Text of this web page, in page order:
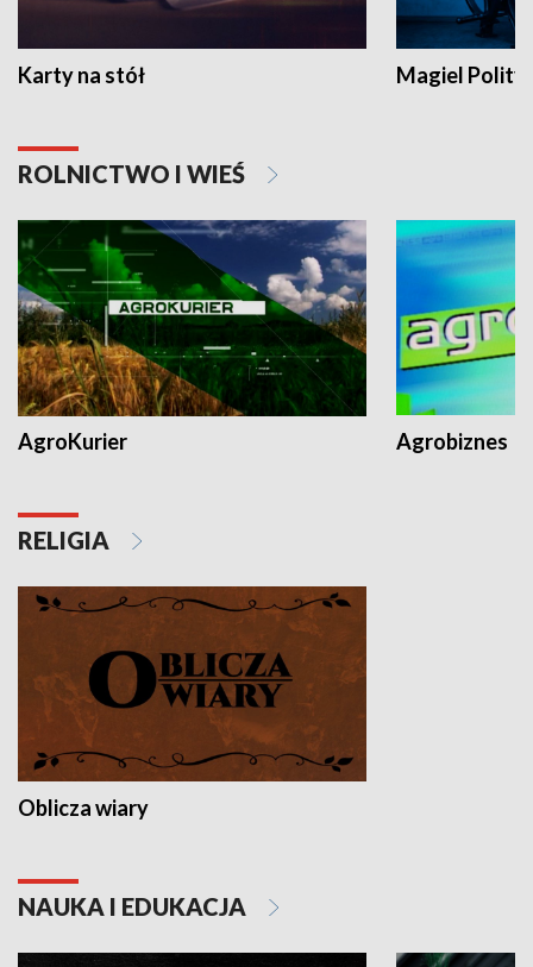
Karty na stół Magiel
ROLNICTWO I WIEŚ
AgroKurier Agrobiznes
RELIGIA
Oblicza wiary
NAUKA I EDUKACJA